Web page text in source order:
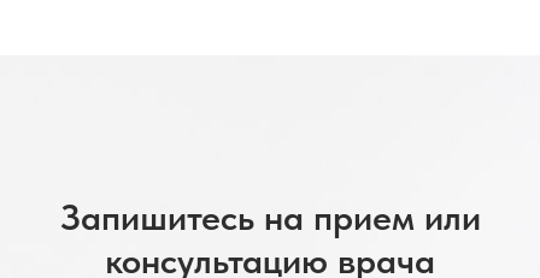
Запишитесь на прием или
консультацию врача